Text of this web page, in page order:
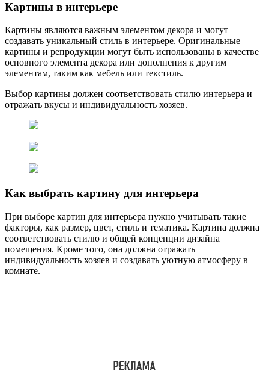
Картины в интерьере
Картины являются важным элементом декора и могут
создавать уникальный стиль в интерьере. Оригинальные
картины и репродукции могут быть использованы в качестве
основного элемента декора или дополнения к другим
элементам, таким как мебель или текстиль.
Выбор картины должен соответствовать стилю интерьера и
отражать вкусы и индивидуальность хозяев.
Как выбрать картину для интерьера
При выборе картин для интерьера нужно учитывать такие
факторы, как размер, цвет, стиль и тематика. Картина должна
соответствовать стилю и общей концепции дизайна
помещения. Кроме того, она должна отражать
индивидуальность хозяев и создавать уютную атмосферу в
комнате.